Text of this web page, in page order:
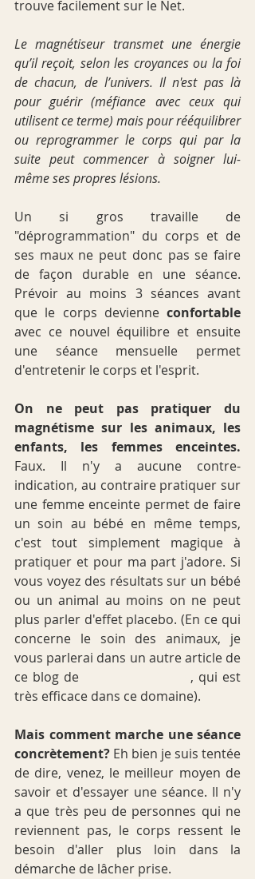
trouve facilement sur le Net.
Le magnétiseur transmet une énergie
qu’il reçoit, selon les croyances ou la foi
de chacun, de l’univers. Il n'est pas là
pour guérir (méfiance avec ceux qui
utilisent ce terme) mais pour rééquilibrer
ou reprogrammer le corps qui par la
suite peut commencer à soigner lui-
même ses propres lésions.
Un si gros travaille de
"déprogrammation" du corps et de
ses maux ne peut donc pas se faire
de façon durable en une séance.
Prévoir au moins 3 séances avant
que le corps devienne confortable
avec ce nouvel équilibre et ensuite
une séance mensuelle permet
d'entretenir le corps et l'esprit.
On ne peut pas pratiquer du
magnétisme sur les animaux, les
Faux. Il n'y a aucune contre-
indication, au contraire pratiquer sur
une femme enceinte permet de faire
un soin au bébé en même temps,
c'est tout simplement magique à
pratiquer et pour ma part j'adore. Si
vous voyez des résultats sur un bébé
ou un animal au moins on ne peut
plus parler d'effet placebo. (En ce qui
concerne le soin des animaux, je
vous parlerai dans un autre article de
ce blog de
, qui est
très efficace dans ce domaine).
Mais comment marche une séance
concrètement? Eh bien je suis tentée
de dire, venez, le meilleur moyen de
savoir et d'essayer une séance. Il n'y
a que très peu de personnes qui ne
reviennent pas, le corps ressent le
besoin d'aller plus loin dans la
démarche de lâcher prise.